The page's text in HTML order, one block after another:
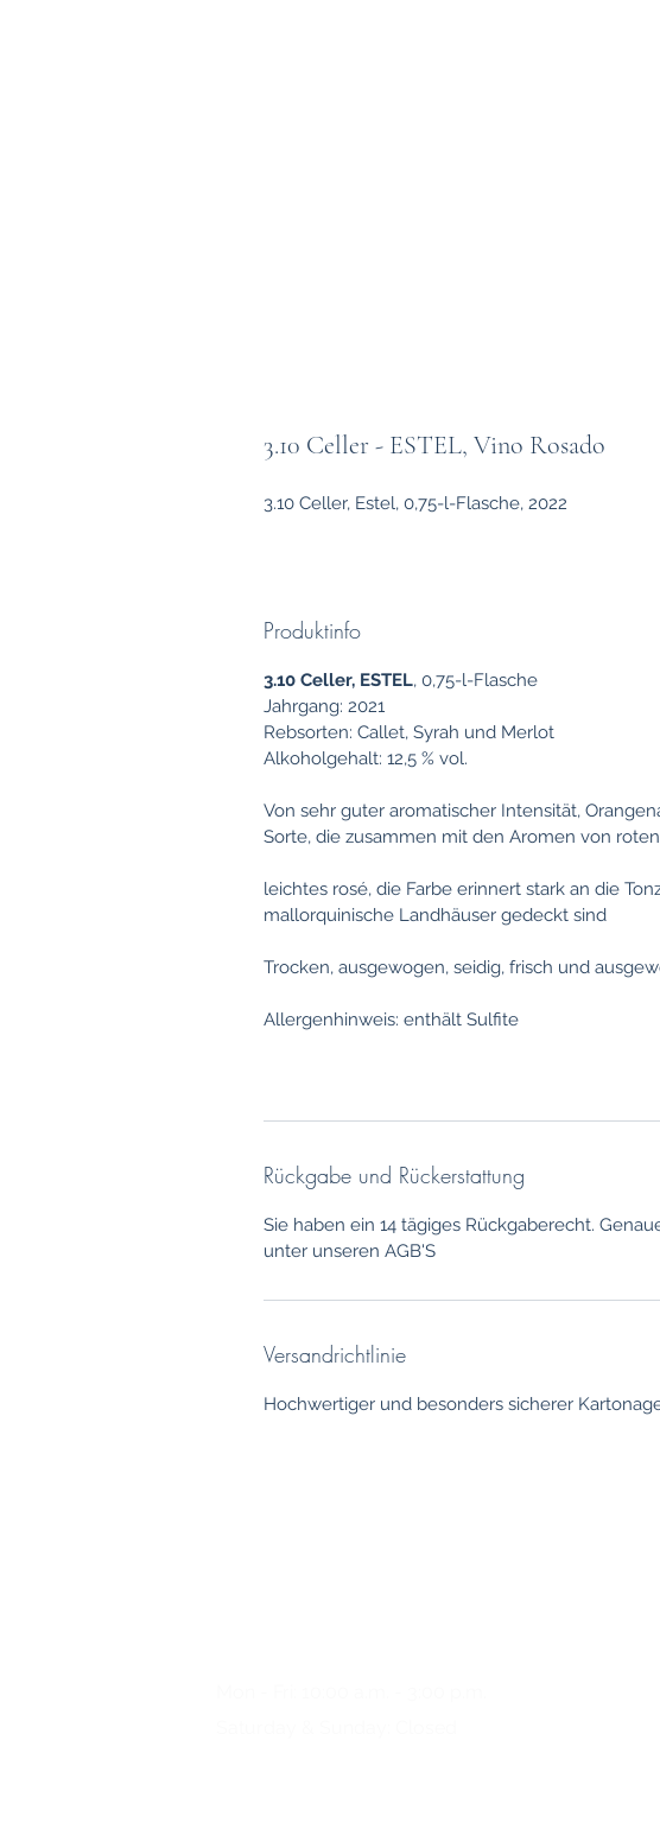
3.10 Celler - ESTEL, Vino Rosado
3.10 Celler, Estel, 0,75-l-Flasche, 2022
Produktinfo
3.10 Celler, ESTEL, 0,75-l-Flasche
Jahrgang: 2021
Rebsorten: Callet, Syrah und Merlot
Alkoholgehalt: 12,5 % vol.
Von sehr guter aromatischer Intensität,
Sorte, die zusammen mit den Aromen von
leichtes rosé, die Farbe erinnert stark an die
mallorquinische Landhäuser gedeckt sind
Trocken, ausgewogen, seidig, frisch und
Allergenhinweis: enthält Sulfite
Rückgabe und Rückerstattung
Sie haben ein 14 tägiges Rückgaberecht.
unter unseren AGB'S
Versandrichtlinie
Hochwertiger und besonders sicherer